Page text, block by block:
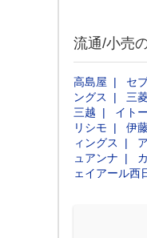
流通/小売
高島屋 セ
ングス
三
三越
イト
リシモ
伊
ィングス
ュアンナ
ェイアール西